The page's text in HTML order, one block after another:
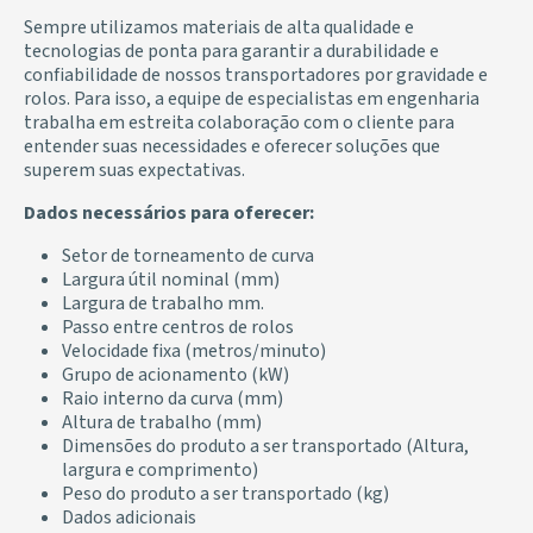
Sempre utilizamos materiais de alta qualidade e
tecnologias de ponta para garantir a durabilidade e
confiabilidade de nossos transportadores por gravidade e
rolos. Para isso, a equipe de especialistas em engenharia
trabalha em estreita colaboração com o cliente para
entender suas necessidades e oferecer soluções que
superem suas expectativas.
Dados necessários para oferecer:
Setor de torneamento de curva
Largura útil nominal (mm)
Largura de trabalho mm.
Passo entre centros de rolos
Velocidade fixa (metros/minuto)
Grupo de acionamento (kW)
Raio interno da curva (mm)
Altura de trabalho (mm)
Dimensões do produto a ser transportado (Altura,
largura e comprimento)
Peso do produto a ser transportado (kg)
Dados adicionais